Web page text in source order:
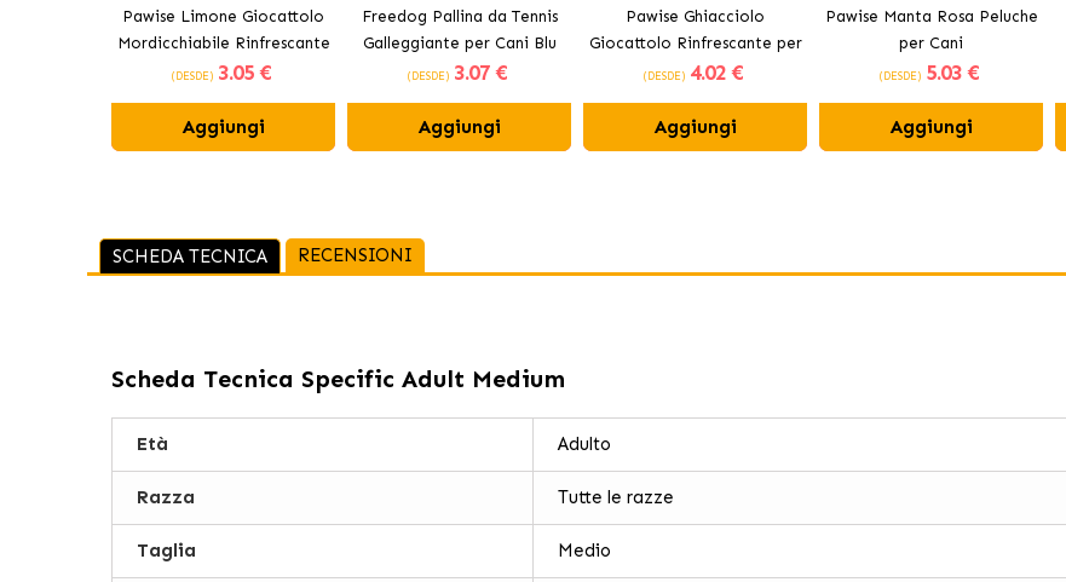
Pawise Limone Giocattolo
Mordicchiabile Rinfrescante
per Cani 12 cm
(DESDE) 3.05 €
Aggiungi
Freedog Pallina da Tennis
Galleggiante per Cani Blu
(DESDE) 3.07 €
Aggiungi
Pawise Ghiacciolo
Giocattolo Rinfrescante per
Cani
(DESDE) 4.02 €
Aggiungi
Pawise Manta Rosa Peluche
per Cani
(DESDE) 5.03 €
Aggiungi
SCHEDA TECNICA RECENSIONI
Scheda Tecnica Specific Adult Medium
Età Adulto
Razza Tutte le razze
Taglia Medio